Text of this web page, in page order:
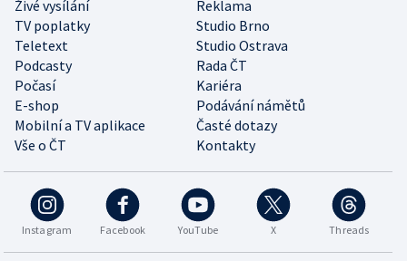
Živé vysílání
Reklama
TV poplatky
Studio Brno
Teletext
Studio Ostrava
Podcasty
Rada ČT
Počasí
Kariéra
E-shop
Podávání námětů
Mobilní a TV aplikace
Časté dotazy
Vše o ČT
Kontakty
Instagram Facebook YouTube X Threads